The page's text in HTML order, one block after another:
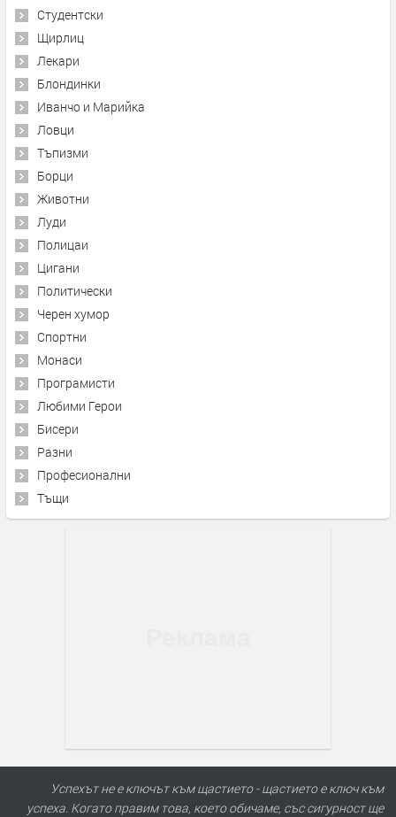
Студентски
Щирлиц
Лекари
Блондинки
Иванчо и Марийка
Ловци
Тъпизми
Борци
Животни
Луди
Полицаи
Цигани
Политически
Черен хумор
Спортни
Монаси
Програмисти
Любими Герои
Бисери
Разни
Професионални
Тъщи
Успехът не е ключът към щастието - щастието е ключ към
успеха. Когато правим това, което обичаме, със сигурност ще